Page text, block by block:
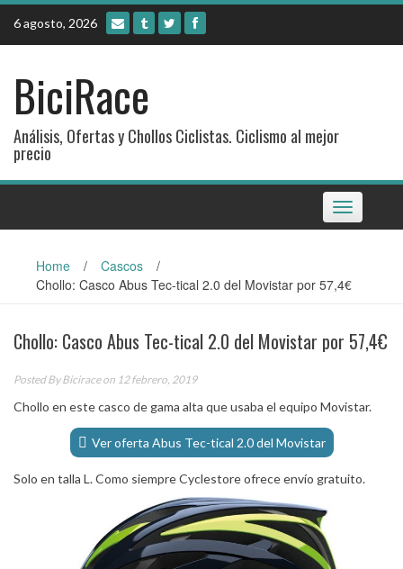
Skip
content
6 agosto, 2026
BiciRace
Análisis, Ofertas y Chollos Ciclistas. Ciclismo al mejor
precio
Toggle
navigation
Home / Cascos
/
Chollo: Casco Abus Tec-tical 2.0 del Movistar por 57,4€
Chollo: Casco Abus Tec-tical 2.0 del Movistar por 57,4€
Posted ByBiciraceon 12 febrero, 2019
Chollo en este casco de gama alta que usaba el equipo Movistar.
Ver oferta Abus Tec-tical 2.0 del Movistar
Solo en talla L. Como siempre Cyclestore ofrece envío gratuito.